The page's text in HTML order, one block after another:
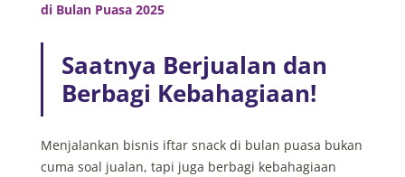
di Bulan Puasa 2025
Saatnya Berjualan dan
Berbagi Kebahagiaan!
Menjalankan bisnis iftar snack di bulan puasa bukan
cuma soal jualan, tapi juga berbagi kebahagiaan